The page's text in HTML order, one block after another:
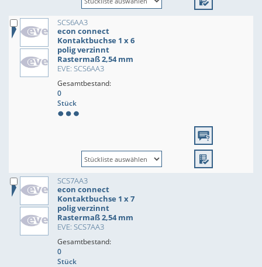
SCS6AA3
econ connect
Kontaktbuchse 1 x 6
polig verzinnt
Rastermaß 2,54 mm
EVE: SCS6AA3
Gesamtbestand:
0
Stück
SCS7AA3
econ connect
Kontaktbuchse 1 x 7
polig verzinnt
Rastermaß 2,54 mm
EVE: SCS7AA3
Gesamtbestand:
0
Stück